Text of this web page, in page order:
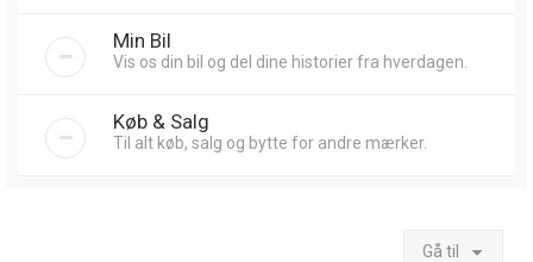
Min Bil
Vis os din bil og del dine historier fra hverdagen.
Køb & Salg
Til alt køb, salg og bytte for andre mærker.
Gå til